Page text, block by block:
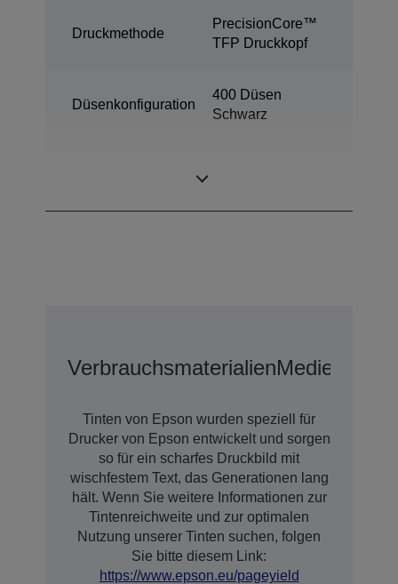
Druckmethode
PrecisionCore™
TFP Druckkopf
Düsenkonfiguration
400 Düsen
Schwarz
VerbrauchsmaterialienMedien
Tinten von Epson wurden speziell für
Drucker von Epson entwickelt und sorgen
so für ein scharfes Druckbild mit
wischfestem Text, das Generationen lang
hält. Wenn Sie weitere Informationen zur
Tintenreichweite und zur optimalen
Nutzung unserer Tinten suchen, folgen
Sie bitte diesem Link:
https://www.epson.eu/pageyield